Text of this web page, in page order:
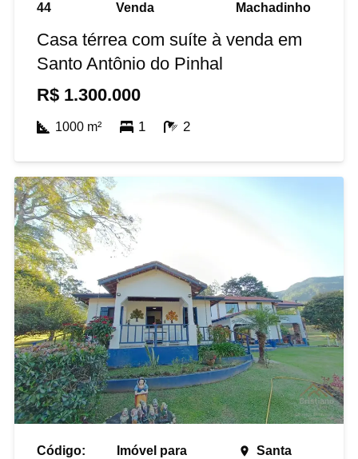
44
Venda
Machadinho
Casa térrea com suíte à venda em
Santo Antônio do Pinhal
R$ 1.300.000
1000m² 1 2
Código:
Imóvel para
place
Santa